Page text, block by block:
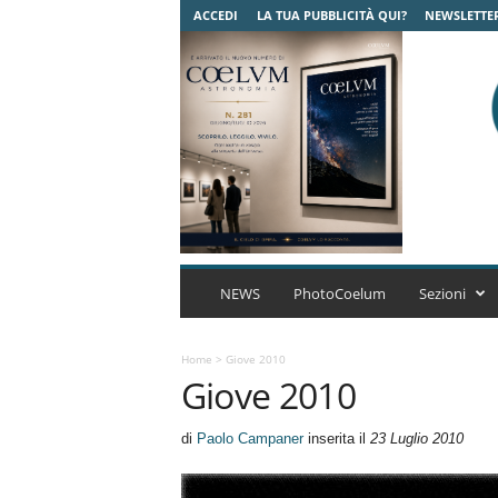
ACCEDI LA TUA PUBBLICITÀ QUI?
C
r
NEWS PhotoCoelum Sezioni
Home > Giove 2010
Giove 2010
di Paolo Campanerinserita il 23 Luglio 2010